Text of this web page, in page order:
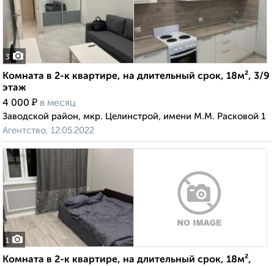
3
Комната в 2-к квартире, на длительный срок, 18м², 3/9
этаж
4 000 ₽ в месяц
Заводской район, мкр. Целинстрой, имени М.М. Расковой 1
Агентство, 12.05.2022
1
Комната в 2-к квартире, на длительный срок, 18м²,